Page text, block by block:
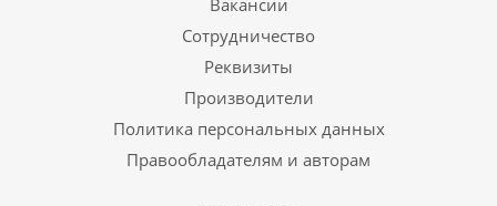
Вакансии
Сотрудничество
Реквизиты
Производители
Политика персональных данных
Правообладателям и авторам